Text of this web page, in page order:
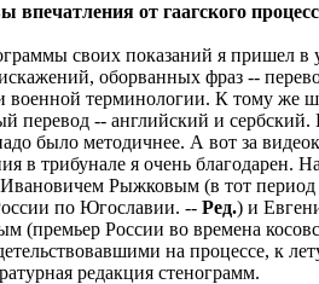
впечатления от гаагского
своих показаний я пришел в
оборванных фраз --
военной терминологии. К тому же
перевод -- английский и сербский.
было методичнее. А вот за
в трибунале я очень благодарен.
Рыжковым (в тот период
по Югославии. -- Ред.) и
(премьер России во времена
на процессе, к
редакция стенограмм.